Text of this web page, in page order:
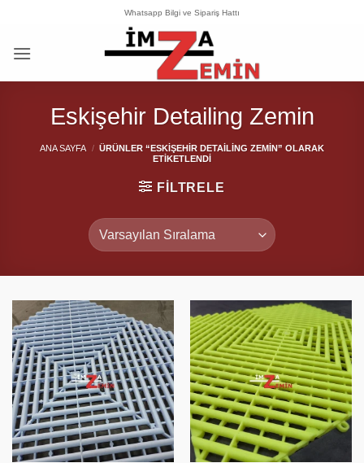
Whatsapp Bilgi ve Sipariş Hattı
Eskişehir Detailing Zemin
ANA SAYFA / ÜRÜNLER “ESKIŞEHIR DETAILING ZEMIN” OLARAK
ETIKETLENDI
FILTRELE